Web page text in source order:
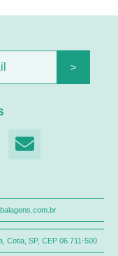
Cotia, SP, CEP 06.711-500